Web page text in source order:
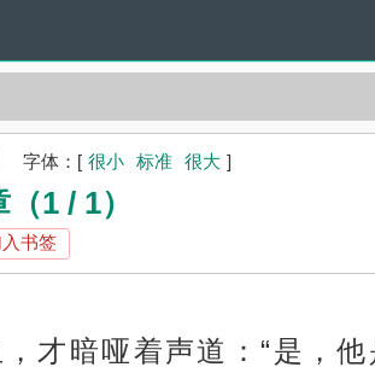
字体： [ 很小 标准 很大 ]
1 / 1）
书签
才暗哑着声道：“是，